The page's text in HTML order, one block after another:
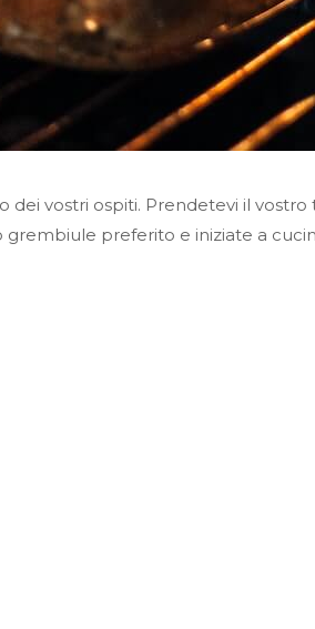
dei vostri ospiti. Prendetevi il
preferito e iniziate a